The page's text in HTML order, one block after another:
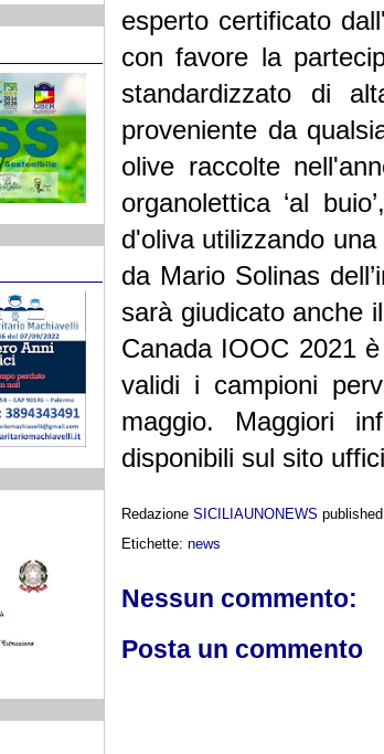
esperto certificato
con favore la
standardizzato di
proveniente da
olive raccolte
organolettica ‘al
d'oliva utilizzando
da Mario Solinas
sarà giudicato anche
Canada IOOC 2021
validi i campioni
maggio. Maggiori
disponibili sul sito
Redazione SICILIAUNONEWS published
Etichette: news
Nessun commento:
Posta un commento